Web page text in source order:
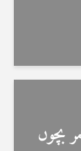
بچوں